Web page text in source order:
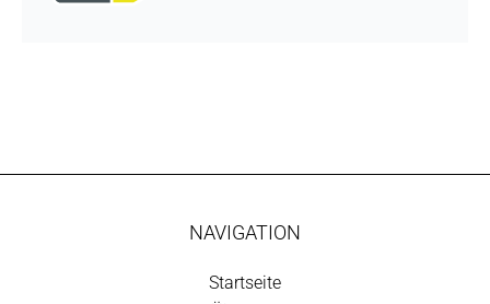
NAVIGATION
Startseite